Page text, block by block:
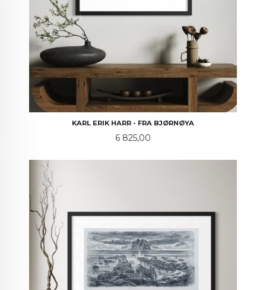
KARL ERIK HARR - FRA BJØRNØYA
Pris
6 825,00